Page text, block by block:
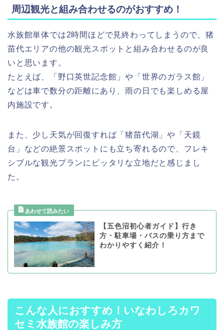
周辺観光と組み合わせるのがおすすめ！
水族館単体では2時間ほどで見終わってしまうので、猪
苗代エリアの他の観光スポットと組み合わせるのが良
いと思います。
たとえば、「野口英世記念館」や「世界のガラス館」
などは車で数分の距離にあり、雨の日でも楽しめる屋
内施設です。
また、少し天気が回復すれば「猪苗代湖」や「天鏡
台」などの絶景スポットにも立ち寄れるので、フレキ
シブルな観光プランにピッタリな立地だと感じまし
た。
【五色沼初心者ガイド】行き
方・駐車場・バスの乗り方まで
わかりやすく紹介！
こんな人におすすめ！いなわしろカワ
セミ水族館の楽しみ方